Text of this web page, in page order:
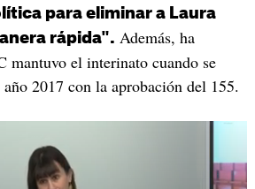
para eliminar a Laura
rápida". Además, ha
mantuvo el interinato cuando se
2017 con la aprobación del 155.